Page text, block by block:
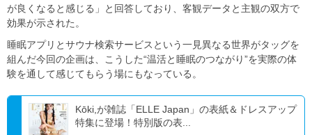
が良くなると感じる」と回答しており、客観データと主観の双方で
効果が示された。
睡眠アプリとサウナ検索サービスという一見異なる世界がタッグを
組んだ今回の企画は、こうした“温活と睡眠のつながり”を実際の体
験を通して感じてもらう場にもなっている。
Kōki,が雑誌「ELLE Japan」の表紙＆ドレスアップ
特集に登場！特別版の表...